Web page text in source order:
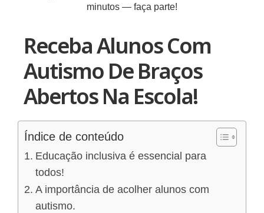
minutos — faça parte!
Receba Alunos Com
Autismo De Braços
Abertos Na Escola!
Índice de conteúdo
Educação inclusiva é essencial para
todos!
A importância de acolher alunos com
autismo.